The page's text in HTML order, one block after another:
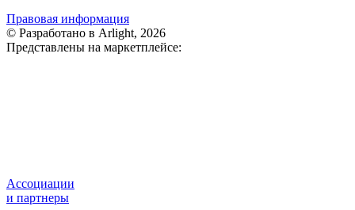
Правовая информация
© Разработано в Arlight, 2026
Представлены на маркетплейсе:
Ассоциации
и партнеры